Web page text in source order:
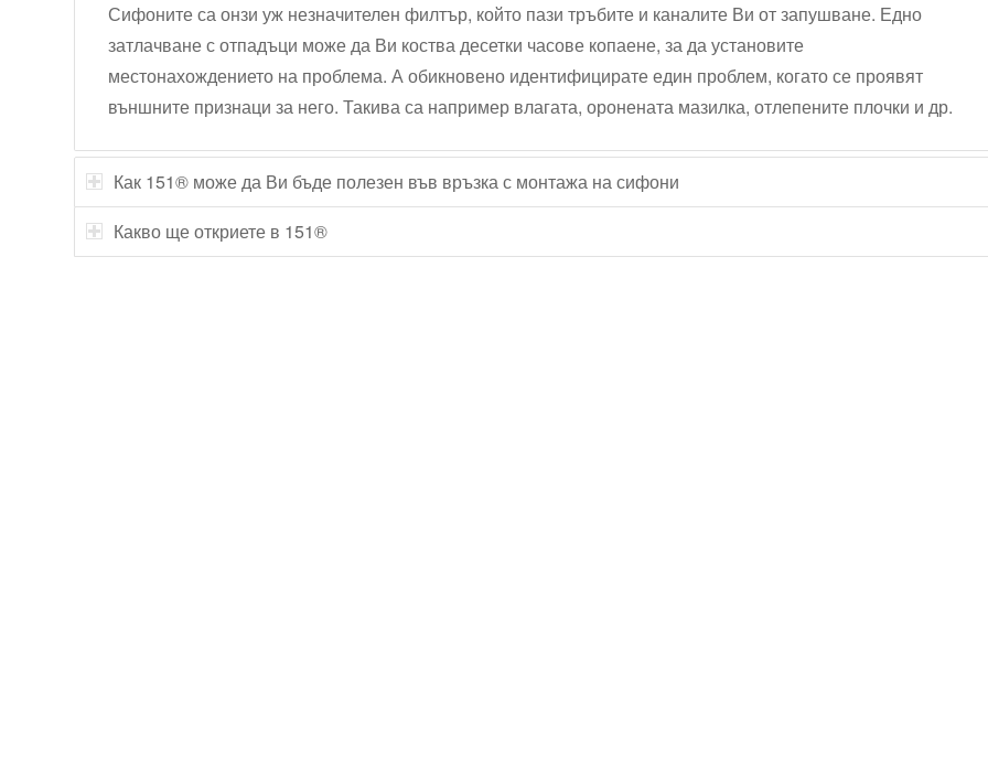
Сифоните са онзи уж незначителен филтър, който пази тръбите и каналите Ви от запушване. Едно
затлачване с отпадъци може да Ви коства десетки часове копаене, за да установите
местонахождението на проблема. А обикновено идентифицирате един проблем, когато се проявят
външните признаци за него. Такива са например влагата, оронената мазилка, отлепените плочки и др.
Как 151® може да Ви бъде полезен във връзка с монтажа на сифони
Какво ще откриете в 151®